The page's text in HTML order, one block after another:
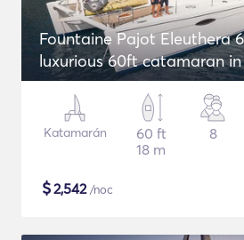
Fountaine Pajot Eleuthera
luxurious 60ft catamaran in
Katamarán
60 ft
18 m
8
$2,542/noc